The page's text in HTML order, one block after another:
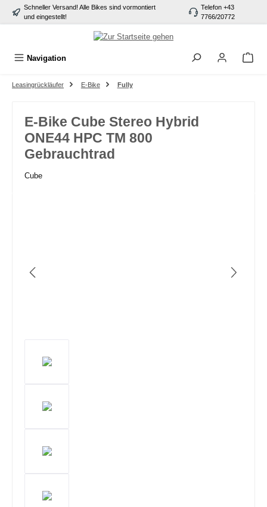
springen
Schneller Versand! Alle Bikes sind vormontiert
und eingestellt!
Telefon +43
7766/20772
Navigation
Leasingrückläufer E-Bike Fully
E-Bike Cube Stereo Hybrid
ONE44 HPC TM 800
Gebrauchtrad
Cube